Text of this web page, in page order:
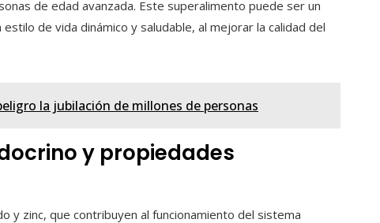
de edad avanzada. Este superalimento puede ser un
de vida dinámico y saludable, al mejorar la calidad del
la jubilación de millones de personas
y propiedades
y zinc, que contribuyen al funcionamiento del sistema